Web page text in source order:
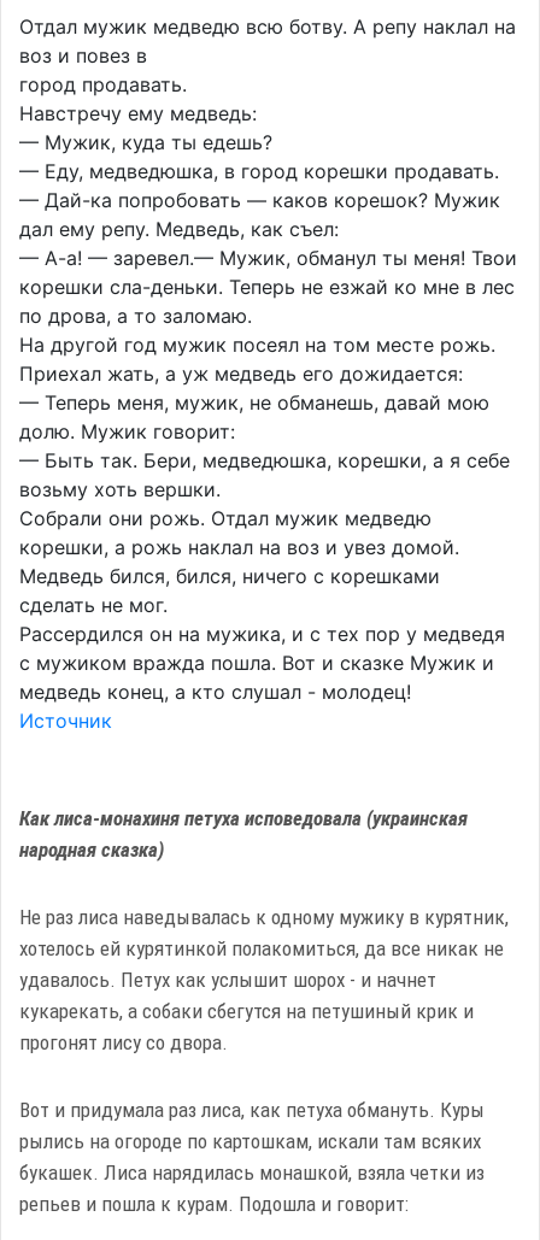
Отдал мужик медведю всю ботву. А репу наклал на
воз и повез в
город продавать.
Навстречу ему медведь:
— Мужик, куда ты едешь?
— Еду, медведюшка, в город корешки продавать.
— Дай-ка попробовать — каков корешок? Мужик
дал ему репу. Медведь, как съел:
— А-а! — заревел.— Мужик, обманул ты меня! Твои
корешки сла-деньки. Теперь не езжай ко мне в лес
по дрова, а то заломаю.
На другой год мужик посеял на том месте рожь.
Приехал жать, а уж медведь его дожидается:
— Теперь меня, мужик, не обманешь, давай мою
долю. Мужик говорит:
— Быть так. Бери, медведюшка, корешки, а я себе
возьму хоть вершки.
Собрали они рожь. Отдал мужик медведю
корешки, а рожь наклал на воз и увез домой.
Медведь бился, бился, ничего с корешками
сделать не мог.
Рассердился он на мужика, и с тех пор у медведя
с мужиком вражда пошла. Вот и сказке Мужик и
медведь конец, а кто слушал - молодец!
Источник
Как лиса-монахиня петуха исповедовала (украинская
народная сказка)
Не раз лиса наведывалась к одному мужику в курятник,
хотелось ей курятинкой полакомиться, да все никак не
удавалось. Петух как услышит шорох - и начнет
кукарекать, а собаки сбегутся на петушиный крик и
прогонят лису со двора.
Вот и придумала раз лиса, как петуха обмануть. Куры
рылись на огороде по картошкам, искали там всяких
букашек. Лиса нарядилась монашкой, взяла четки из
репьев и пошла к курам. Подошла и говорит: